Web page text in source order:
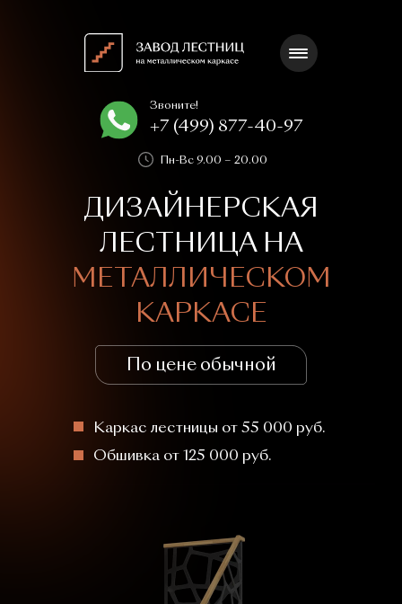
ДИЗАЙНЕРСКАЯ
ЛЕСТНИЦА НА
МЕТАЛЛИЧЕСКОМ
КАРКАСЕ
Каркас лестницы от 55 000 руб.
Обшивка от 125 000 руб.
По цене обычной
Звоните!
+7 (499) 877-40-97
Пн-Вс 9.00 – 20.00